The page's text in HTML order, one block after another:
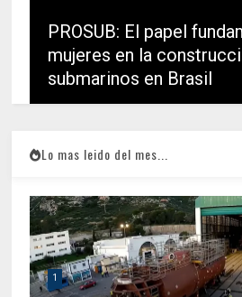
PROSUB: El papel
mujeres en la
submarinos en Brasil
Lo mas leido del mes...
1